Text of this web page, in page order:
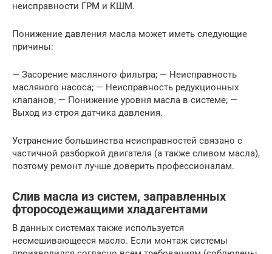
неисправности ГРМ и КШМ.
Понижение давления масла может иметь следующие
причины:
— Засорение масляного фильтра; — Неисправность
масляного насоса; — Неисправность редукционных
клапанов; — Понижение уровня масла в системе; —
Выход из строя датчика давления.
Устранение большинства неисправностей связано с
частичной разборкой двигателя (а также сливом масла),
поэтому ремонт лучше доверить профессионалам.
Слив масла из систем, заправленных
фторосодежащими хладагентами
В данных системах также используется
несмешивающееся масло. Если монтаж системы